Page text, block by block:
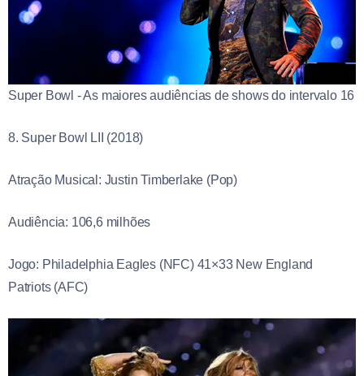
Super Bowl - As maiores audiências de shows do intervalo 16
8. Super Bowl LII (2018)
Atração Musical: Justin Timberlake (Pop)
Audiência: 106,6 milhões
Jogo: Philadelphia Eagles (NFC) 41×33 New England
Patriots (AFC)